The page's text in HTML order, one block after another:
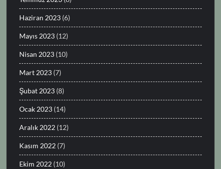
Haziran 2023 (6)
Mayıs 2023 (12)
Nisan 2023 (10)
Mart 2023 (7)
Şubat 2023 (8)
Ocak 2023 (14)
Aralık 2022 (12)
Kasım 2022 (7)
Ekim 2022 (10)